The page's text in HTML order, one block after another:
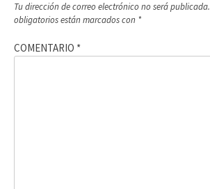
Tu dirección de correo electrónico no será publicada.
obligatorios están marcados con *
COMENTARIO *